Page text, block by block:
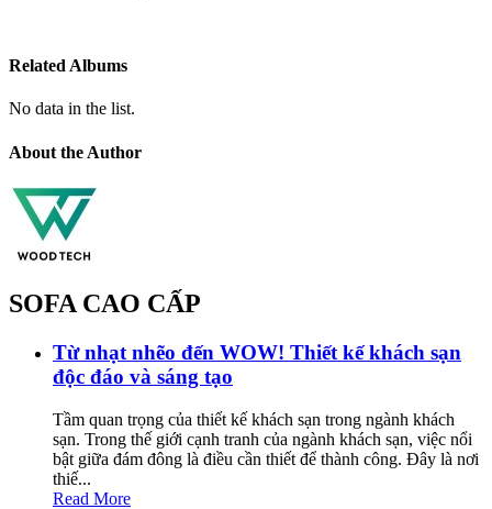
Related Albums
No data in the list.
About the Author
SOFA CAO CẤP
Từ nhạt nhẽo đến WOW! Thiết kế khách sạn
độc đáo và sáng tạo
Tầm quan trọng của thiết kế khách sạn trong ngành khách
sạn. Trong thế giới cạnh tranh của ngành khách sạn, việc nổi
bật giữa đám đông là điều cần thiết để thành công. Đây là nơi
thiế...
Read More